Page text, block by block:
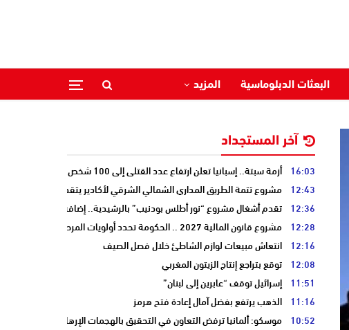
البعثات الدبلوماسية المزيد
آخر المستجداد
16:03 أزمة سبتة.. إسبانيا تعلن ارتفاع عدد القتلى إلى 100 شخص
12:43 مشروع تتمة الطريق المداري الشمالي الشرقي لأكادير يتقدم نحو مرحلة
12:36 تقدم أشغال مشروع “نور أطلس بودنيب” بالرشيدية.. إضافة 33 ميغاوات إلى الشبكة الوطنية
12:28 مشروع قانون المالية 2027 .. الحكومة تحدد أولويات المرحلة المقبلة
12:16 انتعاش مبيعات لوازم الشاطئ خلال فصل الصيف
12:08 توقع بتراجع إنتاج الزيتون المغربي
11:51 إسرائيل توقف “عابرين إلى لبنان”
11:16 الذهب يرتفع بفضل آمال إعادة فتح هرمز
10:52 موسكو: ألمانيا ترفض التعاون في التحقيق بالهجمات الإرهابية على أنابيب